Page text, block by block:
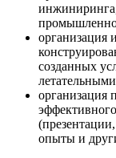
организация
созданных
организация
опыты и